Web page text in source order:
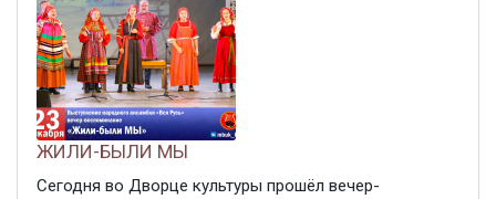
ЖИЛИ-БЫЛИ МЫ
Сегодня во Дворце культуры прошёл вечер-